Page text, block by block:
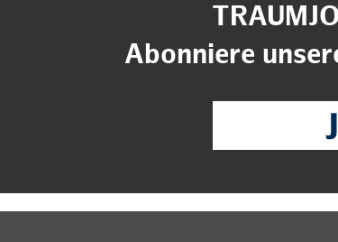
Abonniere